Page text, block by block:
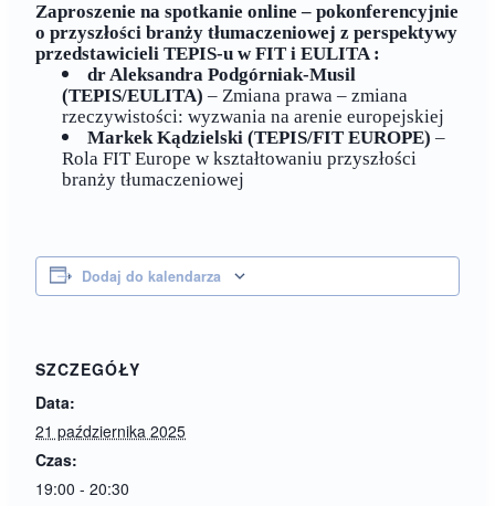
Zaproszenie na spotkanie online – pokonferencyjnie
o przyszłości branży tłumaczeniowej z perspektywy
przedstawicieli TEPIS-u w FIT i EULITA :
dr Aleksandra Podgórniak-Musil
(TEPIS/EULITA) – Zmiana prawa – zmiana
rzeczywistości: wyzwania na arenie europejskiej
Markek Kądzielski (TEPIS/FIT EUROPE) –
Rola FIT Europe w kształtowaniu przyszłości
branży tłumaczeniowej
Dodaj do kalendarza
SZCZEGÓŁY
Data:
21 października 2025
Czas:
19:00 - 20:30